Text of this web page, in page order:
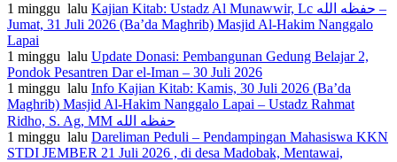
1 minggu lalu Kajian Kitab: Ustadz Al Munawwir, Lc حفظه الله –
Jumat, 31 Juli 2026 (Ba’da Maghrib) Masjid Al-Hakim Nanggalo
Lapai
1 minggu lalu Update Donasi: Pembangunan Gedung Belajar 2,
Pondok Pesantren Dar el-Iman – 30 Juli 2026
1 minggu lalu Info Kajian Kitab: Kamis, 30 Juli 2026 (Ba’da
Maghrib) Masjid Al-Hakim Nanggalo Lapai – Ustadz Rahmat
Ridho, S. Ag, MM حفظه الله
1 minggu lalu Dareliman Peduli – Pendampingan Mahasiswa KKN
STDI JEMBER 21 Juli 2026 , di desa Madobak, Mentawai,